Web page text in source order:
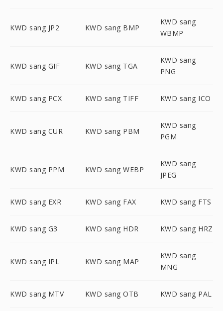
KWD sang JP2 KWD sang BMP
KWD sang
WBMP
KWD sang GIF KWD sang TGA
KWD sang
PNG
KWD sang PCX KWD sang TIFF KWD sang ICO
KWD sang CUR KWD sang PBM
KWD sang
PGM
KWD sang PPM KWD sang WEBP
KWD sang
JPEG
KWD sang EXR KWD sang FAX KWD sang FTS
KWD sang G3 KWD sang HDR KWD sang HRZ
KWD sang IPL KWD sang MAP
KWD sang
MNG
KWD sang MTV KWD sang OTB KWD sang PAL